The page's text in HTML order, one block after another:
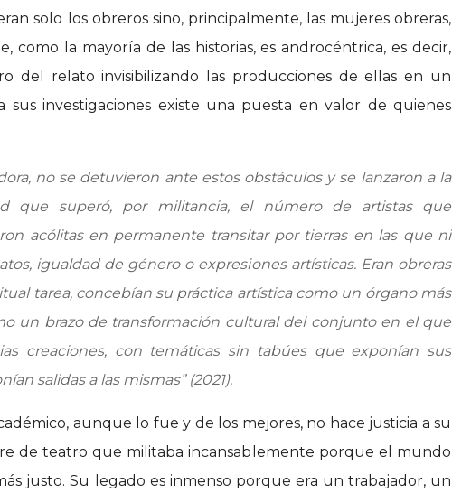
solo los obreros sino, principalmente, las mujeres obreras,
como la mayoría de las historias, es androcéntrica, es decir,
del relato invisibilizando las producciones de ellas en un
sus investigaciones existe una puesta en valor de quienes
no se detuvieron ante estos obstáculos y se lanzaron a la
que superó, por militancia, el número de artistas que
acólitas en permanente transitar por tierras en las que ni
igualdad de género o expresiones artísticas. Eran obreras
tarea, concebían su práctica artística como un órgano más
un brazo de transformación cultural del conjunto en el que
creaciones, con temáticas sin tabúes que exponían sus
salidas a las mismas” (2021).
aunque lo fue y de los mejores, no hace justicia a su
de teatro que militaba incansablemente porque el mundo
justo. Su legado es inmenso porque era un trabajador, un